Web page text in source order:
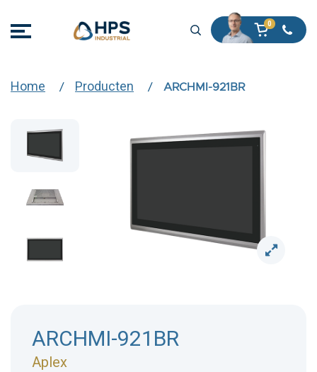
Home Producten ARCHMI-921BR
ARCHMI-921BR
Aplex